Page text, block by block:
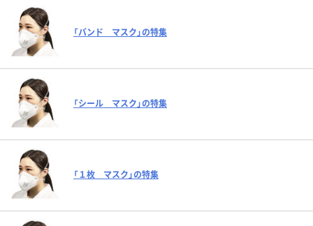
「バンド マスク」の特集
「シール マスク」の特集
「１枚 マスク」の特集